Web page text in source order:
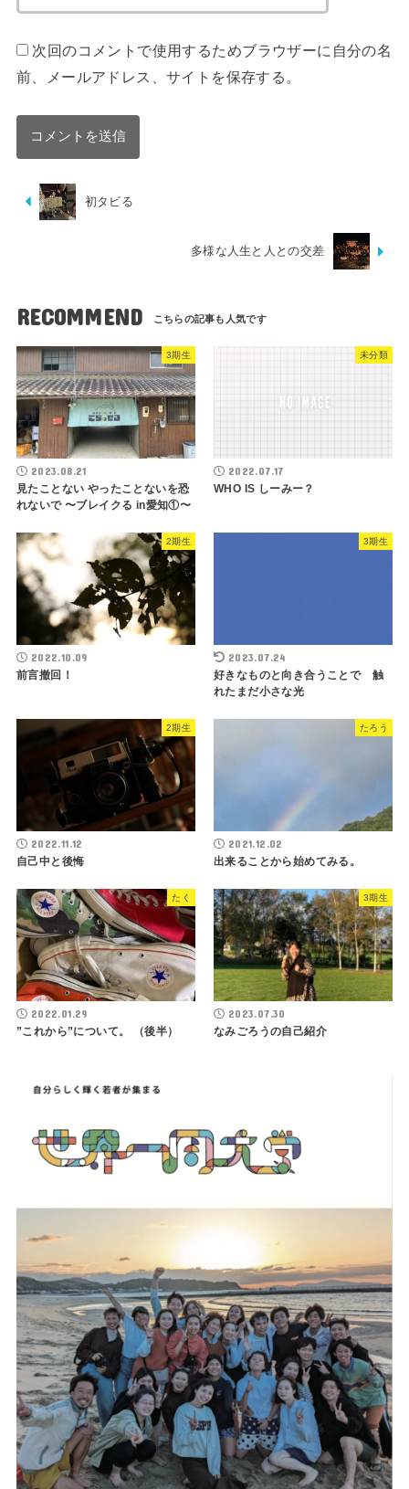
次回のコメントで使用するためブラウザーに自分の名
前、メールアドレス、サイトを保存する。
初タビる
多様な人生と人との交差
RECOMMEND
3期生
2023.08.21
見たことない やったことないを恐
れないで 〜ブレイクる in愛知①〜
未分類
2022.07.17
WHO IS しーみー？
2期生
2022.10.09
前言撤回！
3期生
2023.07.24
好きなものと向き合うことで 触
れたまだ小さな光
2期生
2022.11.12
自己中と後悔
たろう
2021.12.02
出来ることから始めてみる。
たく
2022.01.29
”これから”について。 （後半）
3期生
2023.07.30
なみごろうの自己紹介